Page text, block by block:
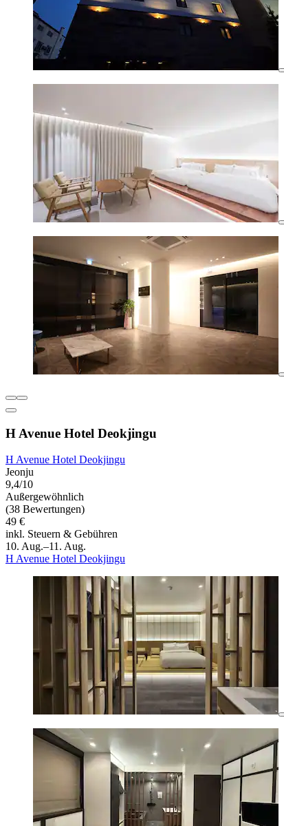
H Avenue Hotel Deokjingu
H Avenue Hotel Deokjingu
Jeonju
9,4/10
Außergewöhnlich
(38 Bewertungen)
49 €
inkl. Steuern & Gebühren
10. Aug.–11. Aug.
H Avenue Hotel Deokjingu